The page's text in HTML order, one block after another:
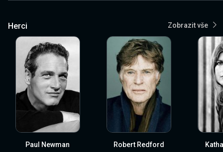
Herci Zobrazit vše
Paul Newman Robert Redford